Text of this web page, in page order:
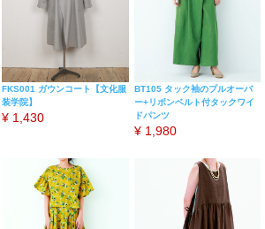
FKS001 ガウンコート【文化服
装学院】
¥ 1,430
BT105 タック袖のプルオーバ
ー+リボンベルト付タックワイ
ドパンツ
¥ 1,980